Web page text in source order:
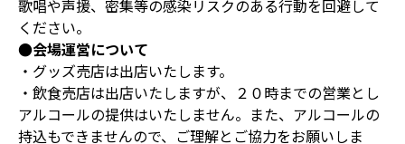
歌唱や声援、密集等の感染リスクのある行動を回避して
ください。
●会場運営について
・グッズ売店は出店いたします。
・飲食売店は出店いたしますが、２０時までの営業とし
アルコールの提供はいたしません。また、アルコールの
持込もできませんので、ご理解とご協力をお願いしま